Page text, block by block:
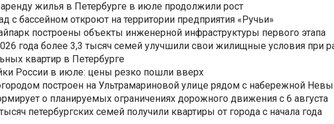
жилья в Петербурге в июле продолжили рост
с бассейном откроют на территории предприятия «Ручьи»
построены объекты инженерной инфраструктуры первого этапа
года более 3,3 тысяч семей улучшили свои жилищные условия при
квартир в Петербурге
России в июле: цены резко пошли вверх
построен на Ультрамариновой улице рядом с набережной Невы
о планируемых ограничениях дорожного движения с 6 августа
петербургских семей получили квартиры от города с начала года